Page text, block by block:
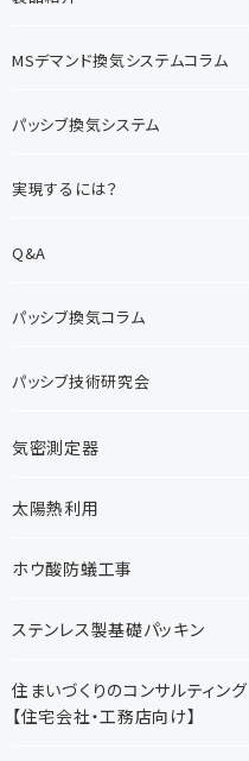
MSデマンド換気システムコラム
パッシブ換気システム
実現するには？
Q&A
パッシブ換気コラム
パッシブ技術研究会
気密測定器
太陽熱利用
ホウ酸防蟻工事
ステンレス製基礎パッキン
住まいづくりのコンサルティング
【住宅会社・工務店向け】